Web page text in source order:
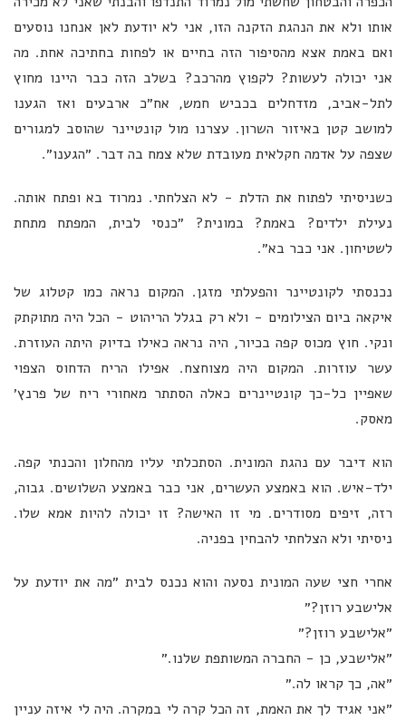
אותו ולא את הנהגת הזקנה הזו, אני לא יודעת לאן אנחנו נוסעים
ואם באמת אצא מהסיפור הזה בחיים או לפחות בחתיכה אחת. מה
אני יכולה לעשות? לקפוץ מהרכב? בשלב הזה כבר היינו מחוץ
לתל-אביב, מזדחלים בכביש חמש, אח״כ ארבעים ואז הגענו
למושב קטן באיזור השרון. עצרנו מול קונטיינר שהוסב למגורים
שצפה על אדמה חקלאית מעובדת שלא צמח בה דבר. ״הגענו״.
כשניסיתי לפתוח את הדלת - לא הצלחתי. נמרוד בא ופתח אותה.
נעילת ילדים? באמת? במונית? ״כנסי לבית, המפתח מתחת
לשטיחון. אני כבר בא״.
נכנסתי לקונטיינר והפעלתי מזגן. המקום נראה כמו קטלוג של
איקאה ביום הצילומים - ולא רק בגלל הריהוט - הכל היה מתוקתק
ונקי. חוץ מכוס קפה בכיור, היה נראה כאילו בדיוק היתה העוזרת.
עשר עוזרות. המקום היה מצוחצח. אפילו הריח הדחוס הצפוי
שאפיין כל-כך קונטיינרים כאלה הסתתר מאחורי ריח של פרנץ׳
מאסק.
הוא דיבר עם נהגת המונית. הסתכלתי עליו מהחלון והכנתי קפה.
ילד-איש. הוא באמצע העשרים, אני כבר באמצע השלושים. גבוה,
רזה, זיפים מסודרים. מי זו האישה? זו יכולה להיות אמא שלו.
ניסיתי ולא הצלחתי להבחין בפניה.
אחרי חצי שעה המונית נסעה והוא נכנס לבית ״מה את יודעת על
אלישבע רוזן?״
״אלישבע רוזן?״
״אלישבע, כן - החברה המשותפת שלנו.״
״אה, כך קראו לה.״
״אני אגיד לך את האמת, זה הכל קרה לי במקרה. היה לי איזה עניין